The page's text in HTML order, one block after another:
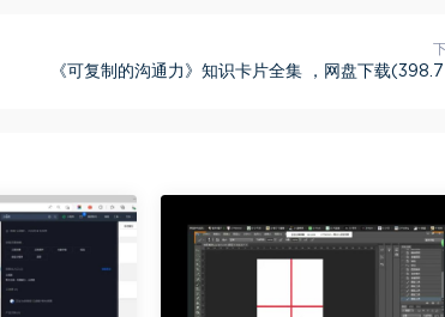
《可复制的沟通力》知识卡片全集 ，网盘下载